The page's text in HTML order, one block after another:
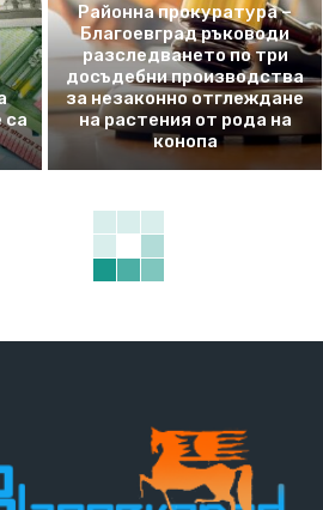
са
Районна прокуратура –
Благоевград ръководи
разследването по три
досъдебни производства
за незаконно отглеждане
на растения от рода на
конопа